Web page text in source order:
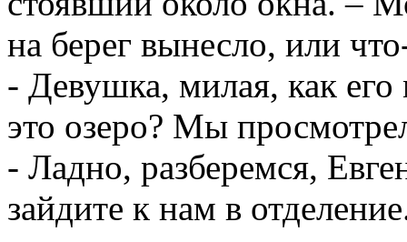
на берег вынесло, или
- Девушка, милая, как его
это озеро? Мы
- Ладно, разберемся,
зайдите к нам в